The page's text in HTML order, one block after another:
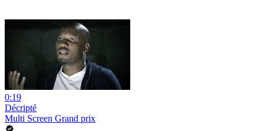
0:19
Décripté
Multi Screen Grand prix